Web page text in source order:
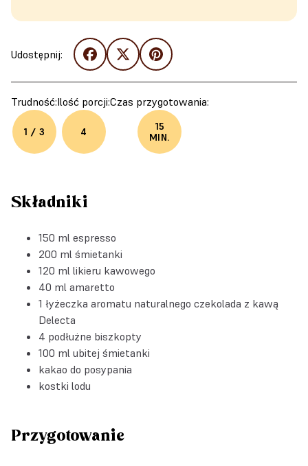
Udostępnij:
Trudność:
1 / 3
Ilość porcji:
4
Czas przygotowania:
15
MIN.
Składniki
150 ml espresso
200 ml śmietanki
120 ml likieru kawowego
40 ml amaretto
1 łyżeczka aromatu naturalnego czekolada z kawą
Delecta
4 podłużne biszkopty
100 ml ubitej śmietanki
kakao do posypania
kostki lodu
Przygotowanie